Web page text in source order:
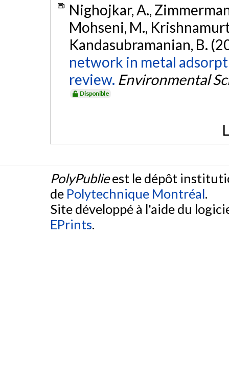
Nighojkar, A.,
Mohseni, M.,
Kandasubramanian, B.
network in metal
review. Environmental
Disponible
PolyPublieest le dépôt
de Polytechnique Montréal.
Site développé à l'aide du
EPrints.